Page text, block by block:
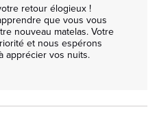
retour élogieux !
que vous vous
nouveau matelas. Votre
et nous espérons
apprécier vos nuits.